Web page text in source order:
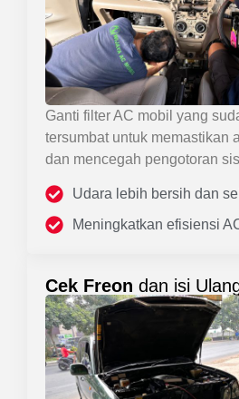
Ganti filter AC mobil yang
tersumbat untuk memastikan
dan mencegah pengotoran
Udara lebih bersih dan
Meningkatkan efisiensi
Cek Freon dan isi